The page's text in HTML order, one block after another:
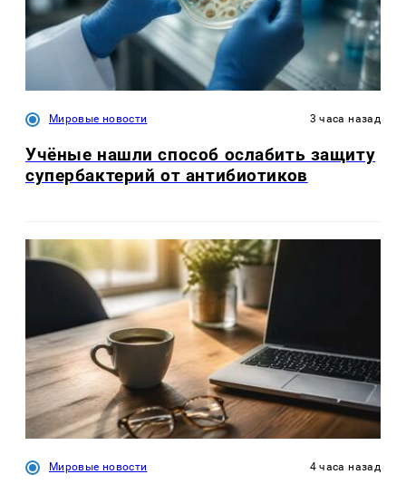
Мировые новости 3 часа назад
Учёные нашли способ ослабить защиту
супербактерий от антибиотиков
Мировые новости 4 часа назад